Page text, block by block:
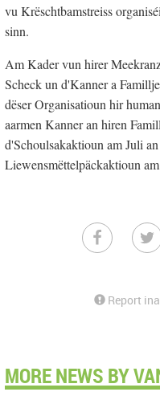
vu Krëschtbamstreiss
sinn.
Am Kader vun hirer
Scheck un d'Kanner a
dëser Organisatioun hir
aarmen Kanner an hiren
d'Schoulsakaktioun am Juli
Liewensmëttelpäckaktioun
Report
MORE NEWS BY